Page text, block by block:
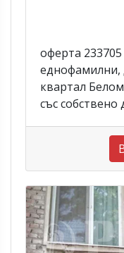
оферта
квартал
със собствено